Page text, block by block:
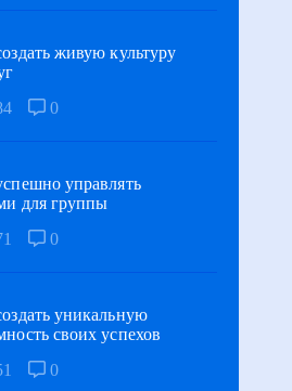
живую культуру
0
управлять
для группы
0
уникальную
своих успехов
0